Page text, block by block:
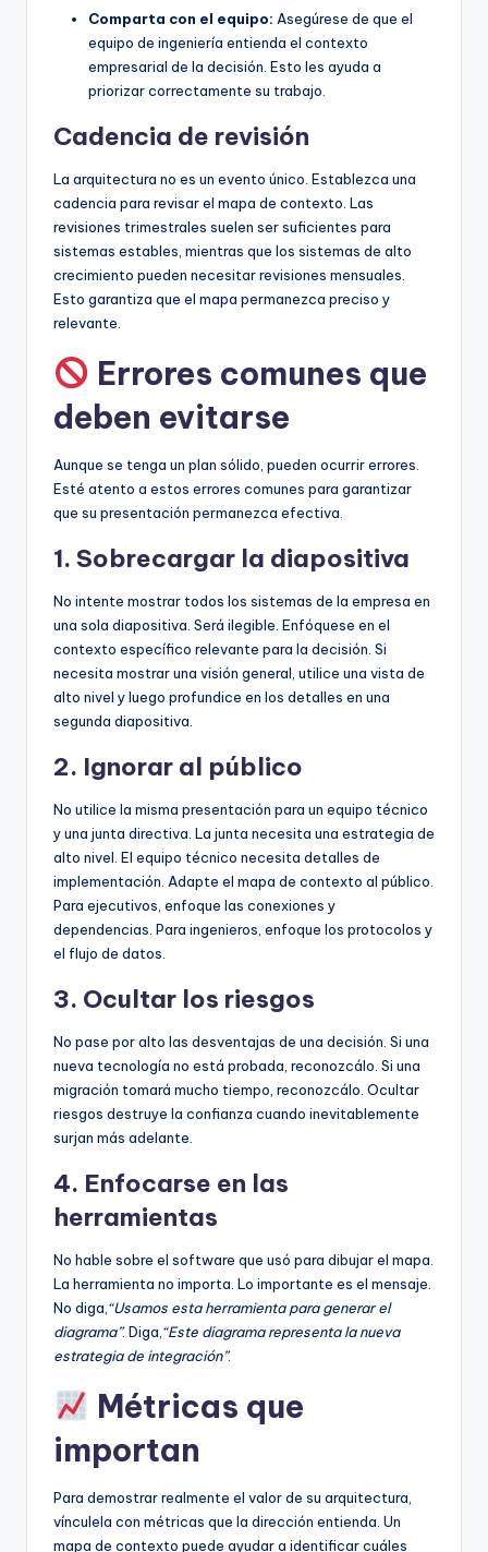
Comparta con el equipo: Asegúrese de que el
equipo de ingeniería entienda el contexto
empresarial de la decisión. Esto les ayuda a
priorizar correctamente su trabajo.
Cadencia de revisión
La arquitectura no es un evento único. Establezca una
cadencia para revisar el mapa de contexto. Las
revisiones trimestrales suelen ser suficientes para
sistemas estables, mientras que los sistemas de alto
crecimiento pueden necesitar revisiones mensuales.
Esto garantiza que el mapa permanezca preciso y
relevante.
Errores comunes que
deben evitarse
Aunque se tenga un plan sólido, pueden ocurrir errores.
Esté atento a estos errores comunes para garantizar
que su presentación permanezca efectiva.
1. Sobrecargar la diapositiva
No intente mostrar todos los sistemas de la empresa en
una sola diapositiva. Será ilegible. Enfóquese en el
contexto específico relevante para la decisión. Si
necesita mostrar una visión general, utilice una vista de
alto nivel y luego profundice en los detalles en una
segunda diapositiva.
2. Ignorar al público
No utilice la misma presentación para un equipo técnico
y una junta directiva. La junta necesita una estrategia de
alto nivel. El equipo técnico necesita detalles de
implementación. Adapte el mapa de contexto al público.
Para ejecutivos, enfoque las conexiones y
dependencias. Para ingenieros, enfoque los protocolos y
el flujo de datos.
3. Ocultar los riesgos
No pase por alto las desventajas de una decisión. Si una
nueva tecnología no está probada, reconozcálo. Si una
migración tomará mucho tiempo, reconozcálo. Ocultar
riesgos destruye la confianza cuando inevitablemente
surjan más adelante.
4. Enfocarse en las
herramientas
No hable sobre el software que usó para dibujar el mapa.
La herramienta no importa. Lo importante es el mensaje.
No diga,“Usamos esta herramienta para generar el
diagrama”. Diga,“Este diagrama representa la nueva
estrategia de integración”.
Métricas que
importan
Para demostrar realmente el valor de su arquitectura,
vínculela con métricas que la dirección entienda. Un
mapa de contexto puede ayudar a identificar cuáles